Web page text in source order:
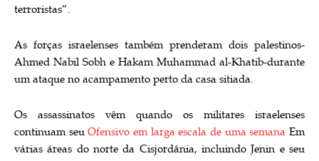
terroristas”.
As forças israelenses também prenderam dois palestinos-
Ahmed Nabil Sobh e Hakam Muhammad al-Khatib-durante
um ataque no acampamento perto da casa sitiada.
Os assassinatos vêm quando os militares israelenses
continuam seuOfensivo em larga escala de uma semana Em
várias áreas do norte da Cisjordânia, incluindo Jenin e seu